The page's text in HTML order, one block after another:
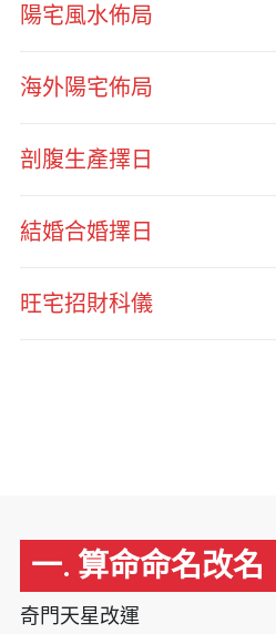
陽宅風水佈局
海外陽宅佈局
剖腹生產擇日
結婚合婚擇日
旺宅招財科儀
一. 算命命名改名
奇門天星改運